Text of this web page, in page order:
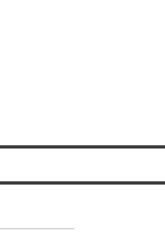
GIS学会(地理情報